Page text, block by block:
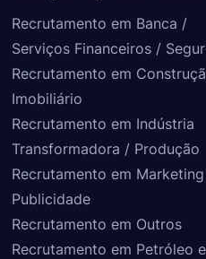
Recrutamento em Banca /
Serviços Financeiros /
Recrutamento em
Imobiliário
Recrutamento em Indústria
Transformadora / Produção
Recrutamento em
Publicidade
Recrutamento em Outros
Recrutamento em Petróleo